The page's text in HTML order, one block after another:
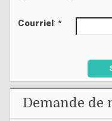
Courriel : *
Demande de